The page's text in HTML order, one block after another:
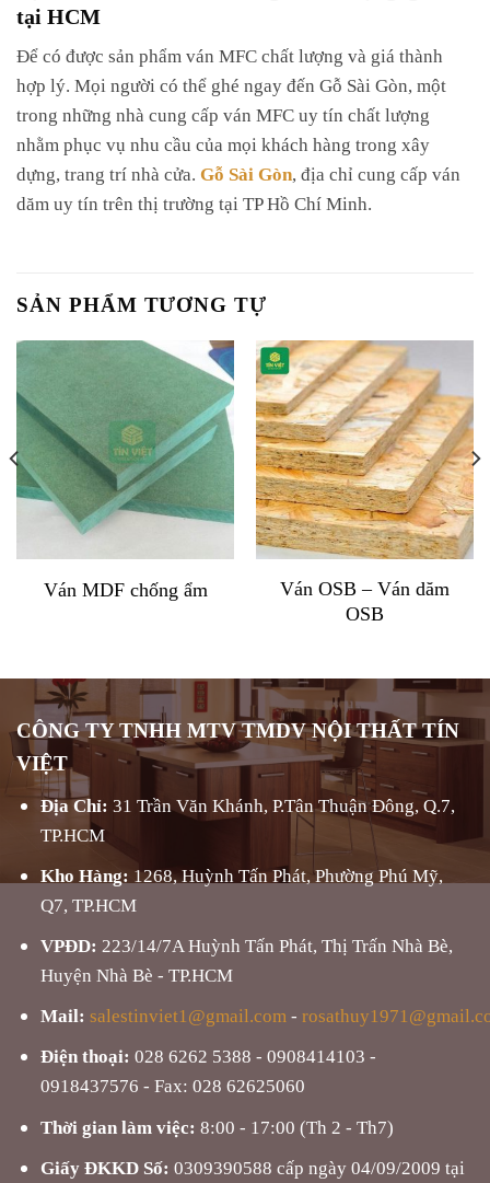
tại HCM
Để có được sản phẩm ván MFC chất lượng và giá thành
hợp lý. Mọi người có thể ghé ngay đến Gỗ Sài Gòn, một
trong những nhà cung cấp ván MFC uy tín chất lượng
nhằm phục vụ nhu cầu của mọi khách hàng trong xây
dựng, trang trí nhà cửa. Gỗ Sài Gòn , địa chỉ cung cấp ván
dăm uy tín trên thị trường tại TP Hồ Chí Minh.
SẢN PHẨM TƯƠNG TỰ
Ván MDF chống ẩm
Ván OSB – Ván dăm
OSB
CÔNG TY TNHH MTV TMDV NỘI THẤT TÍN
VIỆT
Địa Chỉ: 31 Trần Văn Khánh, P.Tân Thuận Đông, Q.7,
TP.HCM
Kho Hàng: 1268, Huỳnh Tấn Phát, Phường Phú Mỹ,
Q7, TP.HCM
VPĐD: 223/14/7A Huỳnh Tấn Phát, Thị Trấn Nhà Bè,
Huyện Nhà Bè - TP.HCM
Mail: salestinviet1@gmail.com -
Điện thoại: 028 6262 5388 - 0908414103 -
0918437576 - Fax: 028 62625060
Thời gian làm việc: 8:00 - 17:00 (Th 2 - Th7)
Giấy ĐKKD Số: 0309390588 cấp ngày 04/09/2009 tại